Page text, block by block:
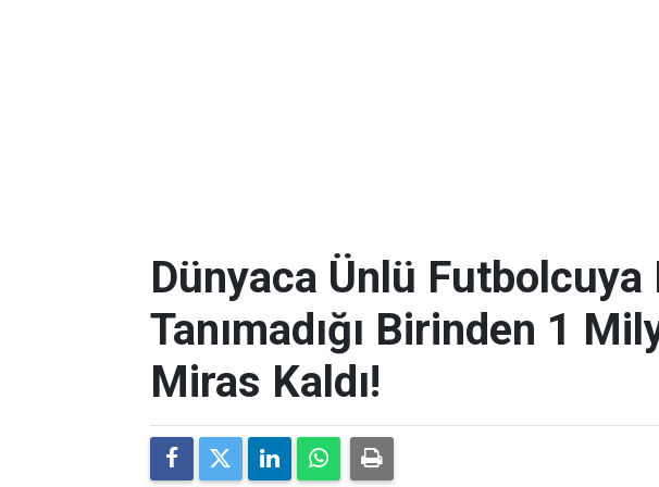
Dünyaca Ünlü Futbolcuya
Tanımadığı Birinden 1
Miras Kaldı!